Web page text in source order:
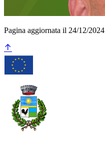
Pagina aggiornata il 24/12/2024